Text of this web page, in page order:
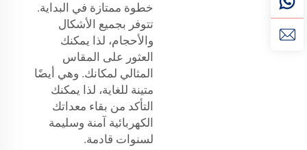
خطوة ممتازة في البداية.
تتوفر بجميع الأشكال
والأحجام، لذا يمكنك
العثور على المقاس
المثالي لمكانك. وهي أيضًا
متينة للغاية، لذا يمكنك
التأكد من بقاء معداتك
الكهربائية آمنة وسليمة
لسنوات قادمة.